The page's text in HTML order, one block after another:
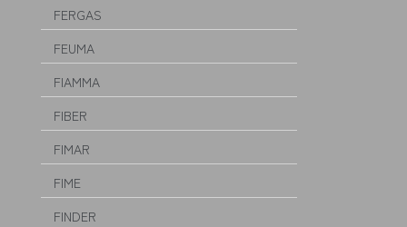
FERGAS
FEUMA
FIAMMA
FIBER
FIMAR
FIME
FINDER